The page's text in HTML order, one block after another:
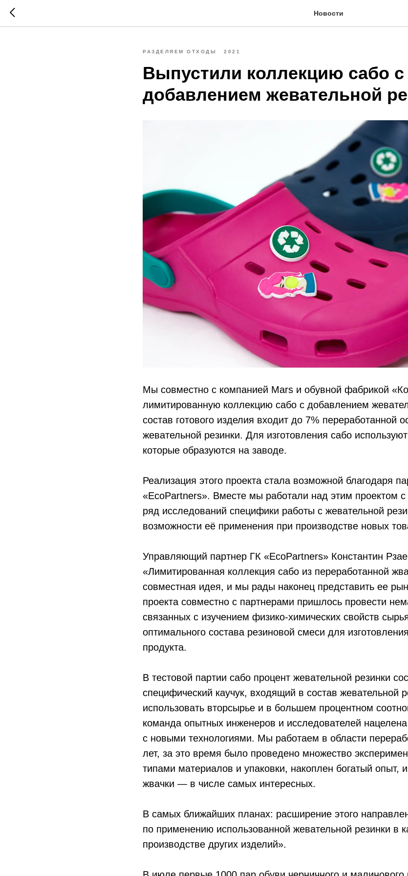
Новости
РАЗДЕЛЯЕМ ОТХОДЫ 2021
Выпустили коллекцию сабо с
добавлением жевательной
Мы совместно с компанией Mars и обувной фабрикой
лимитированную коллекцию сабо с добавлением
состав готового изделия входит до 7% переработанной
жевательной резинки. Для изготовления сабо
которые образуются на заводе.
Реализация этого проекта стала возможной благодаря
«EcoPartners». Вместе мы работали над этим проектом с
ряд исследований специфики работы с жевательной
возможности её применения при производстве новых
Управляющий партнер ГК «EcoPartners» Константин
«Лимитированная коллекция сабо из переработанной
совместная идея, и мы рады наконец представить ее
проекта совместно с партнерами пришлось провести
связанных с изучением физико-химических свойств
оптимального состава резиновой смеси для
продукта.
В тестовой партии сабо процент жевательной резинки
специфический каучук, входящий в состав жевательной
использовать вторсырье и в большем процентном
команда опытных инженеров и исследователей
с новыми технологиями. Мы работаем в области
лет, за это время было проведено множество
типами материалов и упаковки, накоплен богатый опыт,
жвачки — в числе самых интересных.
В самых ближайших планах: расширение этого
по применению использованной жевательной резинки в
производстве других изделий».